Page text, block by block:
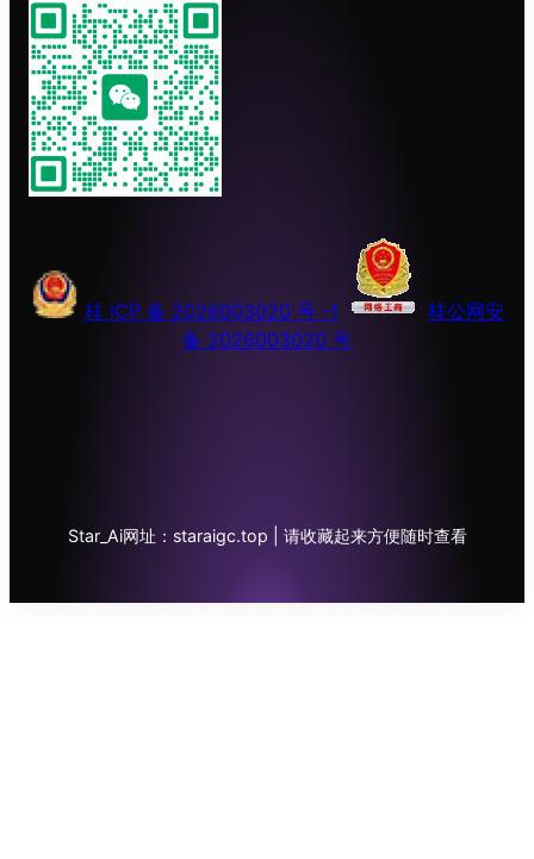
桂 ICP 备 2026003020 号 -1
桂公网安
备 2026003020 号
Star_Ai网址：staraigc.top | 请收藏起来方便随时查看